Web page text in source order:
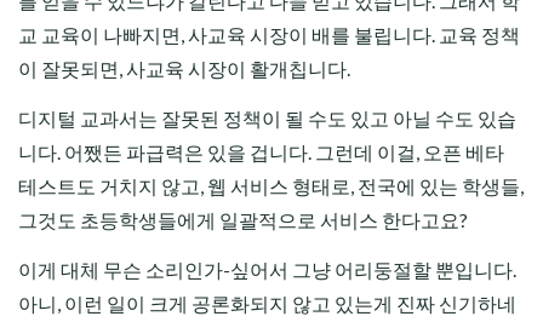
교 교육이 나빠지면, 사교육 시장이 배를 불립니다. 교육 정책
이 잘못되면, 사교육 시장이 활개칩니다.
디지털 교과서는 잘못된 정책이 될 수도 있고 아닐 수도 있습
니다. 어쨌든 파급력은 있을 겁니다. 그런데 이걸, 오픈 베타
테스트도 거치지 않고, 웹 서비스 형태로, 전국에 있는 학생들,
그것도 초등학생들에게 일괄적으로 서비스 한다고요?
이게 대체 무슨 소리인가-싶어서 그냥 어리둥절할 뿐입니다.
아니, 이런 일이 크게 공론화되지 않고 있는게 진짜 신기하네